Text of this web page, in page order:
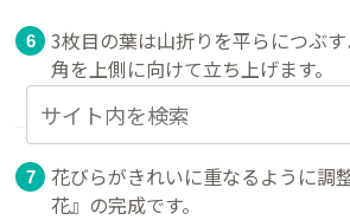
3枚目の葉は山折りを平らにつぶす
角を上側に向けて立ち上げます。
花びらがきれいに重なるように調
花』の完成です。